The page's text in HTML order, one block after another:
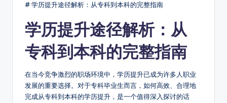
# 学历提升途径解析：从专科到本科的完整指南
学历提升途径解析：从
专科到本科的完整指南
在当今竞争激烈的职场环境中，学历提升已成为许多人职业
发展的重要选择。对于专科毕业生而言，如何高效、合理地
完成从专科到本科的学历提升，是一个值得深入探讨的话